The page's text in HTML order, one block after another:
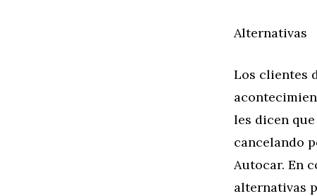
Alternativas
Los clientes
les dicen
cancelando
Autocar. En
alternativas